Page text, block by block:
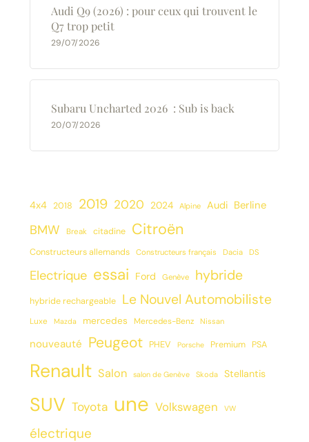
Audi Q9 (2026) : pour ceux qui trouvent le
Q7 trop petit
29/07/2026
Subaru Uncharted 2026 : Sub is back
20/07/2026
4x4 2018 2019 2020 2024 Alpine Audi Berline
BMW Break citadine Citroën
Constructeurs allemands Constructeurs français Dacia DS
Electrique essai Ford Genève hybride
hybride rechargeable Le Nouvel Automobiliste
Luxe Mazda mercedes Mercedes-Benz Nissan
nouveauté Peugeot PHEV Porsche Premium PSA
Renault Salon salon de Genève Skoda Stellantis
SUV Toyota une Volkswagen VW
électrique